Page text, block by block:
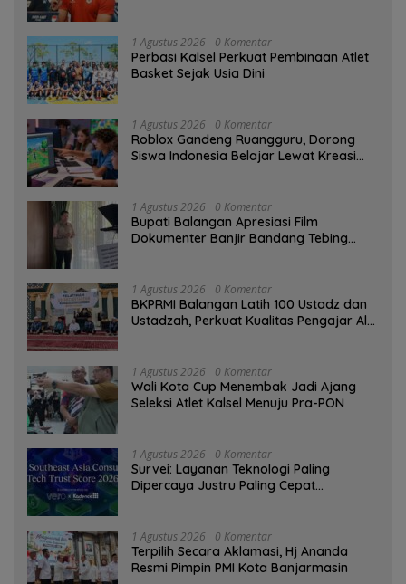
1 Agustus 2026 0 Komentar
Perbasi Kalsel Perkuat Pembinaan Atlet
Basket Sejak Usia Dini
1 Agustus 2026 0 Komentar
Roblox Gandeng Ruangguru, Dorong
Siswa Indonesia Belajar Lewat Kreasi
1 Agustus 2026 0 Komentar
Bupati Balangan Apresiasi Film
Dokumenter Banjir Bandang Tebing
1 Agustus 2026 0 Komentar
BKPRMI Balangan Latih 100 Ustadz dan
Ustadzah, Perkuat Kualitas Pengajar Al-
1 Agustus 2026 0 Komentar
Wali Kota Cup Menembak Jadi Ajang
Seleksi Atlet Kalsel Menuju Pra-PON
1 Agustus 2026 0 Komentar
Survei: Layanan Teknologi Paling
Dipercaya Justru Paling Cepat
1 Agustus 2026 0 Komentar
‎Terpilih Secara Aklamasi, Hj Ananda
Resmi Pimpin PMI Kota Banjarmasin